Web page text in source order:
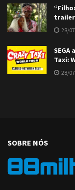
trailer
28/
SEGA
Taxi:
28/
SOBRE NÓS